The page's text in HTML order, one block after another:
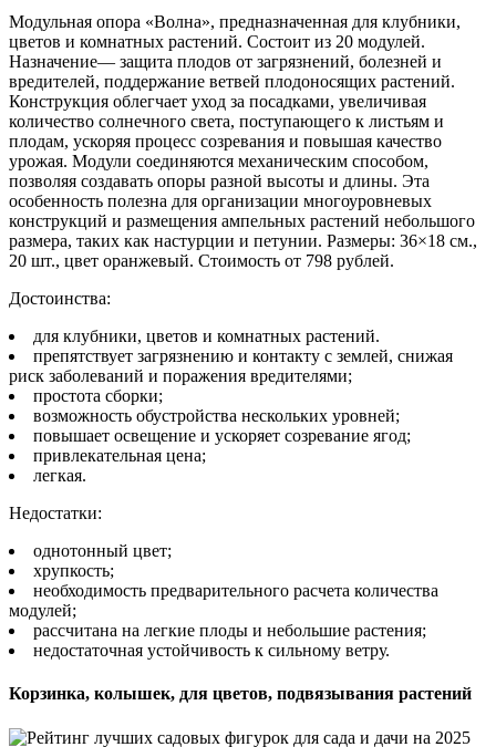
Модульная опора «Волна», предназначенная для клубники,
цветов и комнатных растений. Состоит из 20 модулей.
Назначение— защита плодов от загрязнений, болезней и
вредителей, поддержание ветвей плодоносящих растений.
Конструкция облегчает уход за посадками, увеличивая
количество солнечного света, поступающего к листьям и
плодам, ускоряя процесс созревания и повышая качество
урожая. Модули соединяются механическим способом,
позволяя создавать опоры разной высоты и длины. Эта
особенность полезна для организации многоуровневых
конструкций и размещения ампельных растений небольшого
размера, таких как настурции и петунии. Размеры: 36×18 см.,
20 шт., цвет оранжевый. Стоимость от 798 рублей.
Достоинства:
для клубники, цветов и комнатных растений.
препятствует загрязнению и контакту с землей, снижая
риск заболеваний и поражения вредителями;
простота сборки;
возможность обустройства нескольких уровней;
повышает освещение и ускоряет созревание ягод;
привлекательная цена;
легкая.
Недостатки:
однотонный цвет;
хрупкость;
необходимость предварительного расчета количества
модулей;
рассчитана на легкие плоды и небольшие растения;
недостаточная устойчивость к сильному ветру.
Корзинка, колышек, для цветов, подвязывания растений